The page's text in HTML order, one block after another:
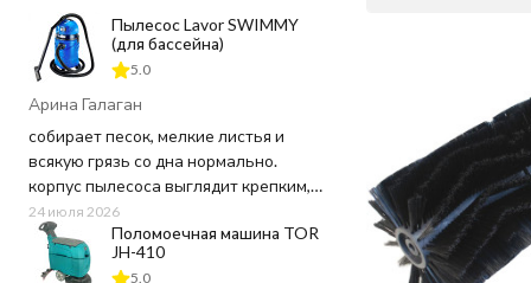
Пылесос Lavor SWIMMY
(для бассейна)
5.0
Арина Галаган
собирает песок, мелкие листья и
всякую грязь со дна нормально.
корпус пылесоса выглядит крепким,
пластик не "хлипкий", а шланг
достаточно длинный, не пришлось
ничего докупать. Используем для
24 июля 2026
Поломоечная машина TOR
JH-410
5.0